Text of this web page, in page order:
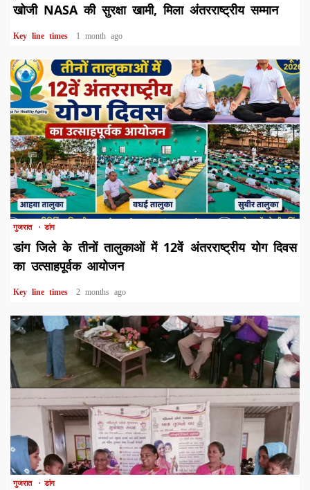
खोजी NASA की सुरक्षा खामी, मिला अंतरराष्ट्रीय सम्मान
Key line times 1 month ago
1 min read
गुजरात डांग
डांग जिले के तीनों तालुकाओं में 12वें अंतरराष्ट्रीय योग दिवस
का उत्साहपूर्वक आयोजन
Key line times 2 months ago
1 min read
गुजरात डांग